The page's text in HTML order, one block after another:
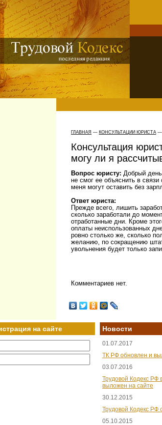
ГЛАВНАЯ — КОНСУЛЬТАЦИИ ЮРИСТА —
Консультация
могу ли я
Вопрос юристу: Добрый
не смог ее объяснить в
меня могут оставить без
Ответ юриста:
Прежде всего, лишить
сколько заработали до
отработанные дни. Кроме
оплаты неиспользованных
ровно столько же, сколько
желанию, по сокращению
увольнения будет только
Комментариев нет.
на сайте Новости
01.07.2017
ТК РФ обновлен и
03.07.2016
Трудовой Кодекс РФ
выложен на сайте
30.12.2015
Трудовой Кодекс РФ
05.10.2015